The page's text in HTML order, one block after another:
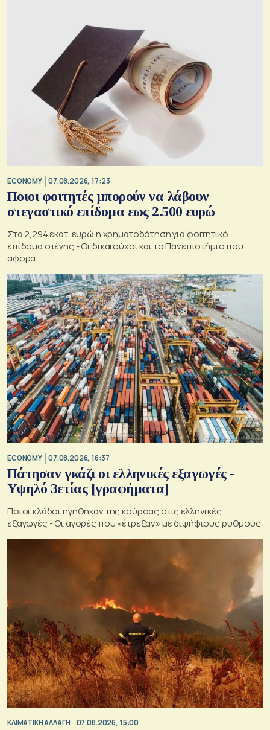
ECONOMY 07.08.2026, 17:23
Ποιοι φοιτητές μπορούν να λάβουν
στεγαστικό επίδομα εως 2.500 ευρώ
Στα 2,294 εκατ. ευρώ η χρηματοδότηση για φοιτητικό
επίδομα στέγης - Οι δικαιούχοι και το Πανεπιστήμιο που
αφορά
ECONOMY 07.08.2026, 16:37
Πάτησαν γκάζι οι ελληνικές εξαγωγές -
Υψηλό 3ετίας [γραφήματα]
Ποιοι κλάδοι ηγήθηκαν της κούρσας στις ελληνικές
εξαγωγές - Οι αγορές που «έτρεξαν» με διψήφιους ρυθμούς
ΚΛΙΜΑΤΙΚΗ ΑΛΛΑΓΗ 07.08.2026, 15:00